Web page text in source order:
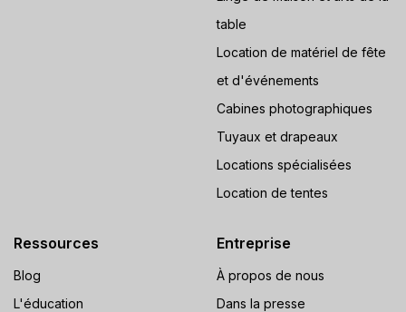
table
Location de matériel de fête
et d'événements
Cabines photographiques
Tuyaux et drapeaux
Locations spécialisées
Location de tentes
Ressources
Blog
L'éducation
Entreprise
À propos de nous
Dans la presse